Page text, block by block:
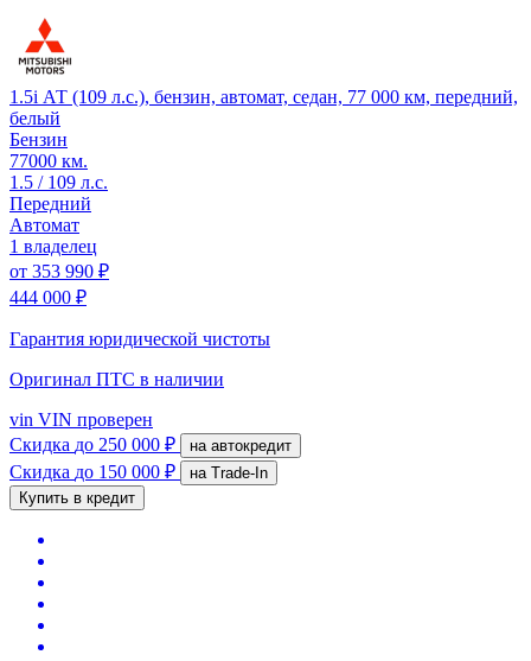
1.5i АТ (109 л.с.), бензин, автомат, седан, 77 000 км, передний,
белый
Бензин
77000 км.
1.5 / 109 л.с.
Передний
Автомат
1 владелец
от 353 990 ₽
444 000 ₽
Гарантия юридической чистоты
Оригинал ПТС в наличии
vin VIN проверен
Скидка до 250 000 ₽ на автокредит
Скидка до 150 000 ₽
на Trade-In
Купить в кредит